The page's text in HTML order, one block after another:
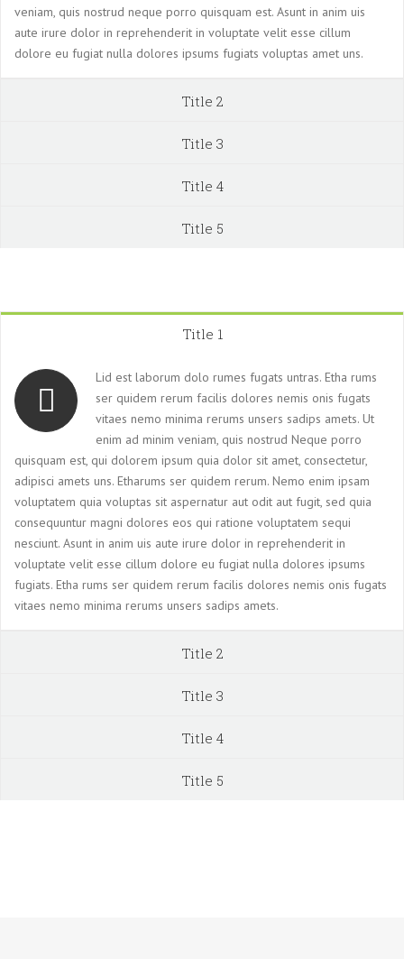
veniam, quis nostrud neque porro quisquam est. Asunt in anim uis
aute irure dolor in reprehenderit in voluptate velit esse cillum
dolore eu fugiat nulla dolores ipsums fugiats voluptas amet uns.
Title 2
Title 3
Title 4
Title 5
Title 1
Lid est laborum dolo rumes fugats untras. Etha rums
ser quidem rerum facilis dolores nemis onis fugats
vitaes nemo minima rerums unsers sadips amets. Ut
enim ad minim veniam, quis nostrud Neque porro
quisquam est, qui dolorem ipsum quia dolor sit amet, consectetur,
adipisci amets uns. Etharums ser quidem rerum. Nemo enim ipsam
voluptatem quia voluptas sit aspernatur aut odit aut fugit, sed quia
consequuntur magni dolores eos qui ratione voluptatem sequi
nesciunt. Asunt in anim uis aute irure dolor in reprehenderit in
voluptate velit esse cillum dolore eu fugiat nulla dolores ipsums
fugiats. Etha rums ser quidem rerum facilis dolores nemis onis fugats
vitaes nemo minima rerums unsers sadips amets.
Title 2
Title 3
Title 4
Title 5